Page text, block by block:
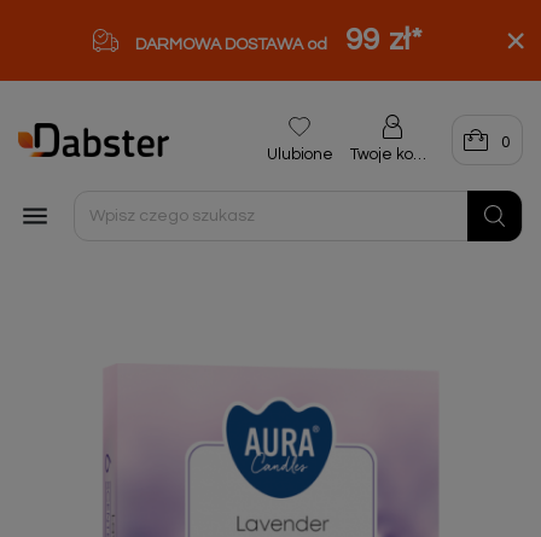
DARMOWA DOSTAWA od 99 zł*

Ulubione Twoje konto
0